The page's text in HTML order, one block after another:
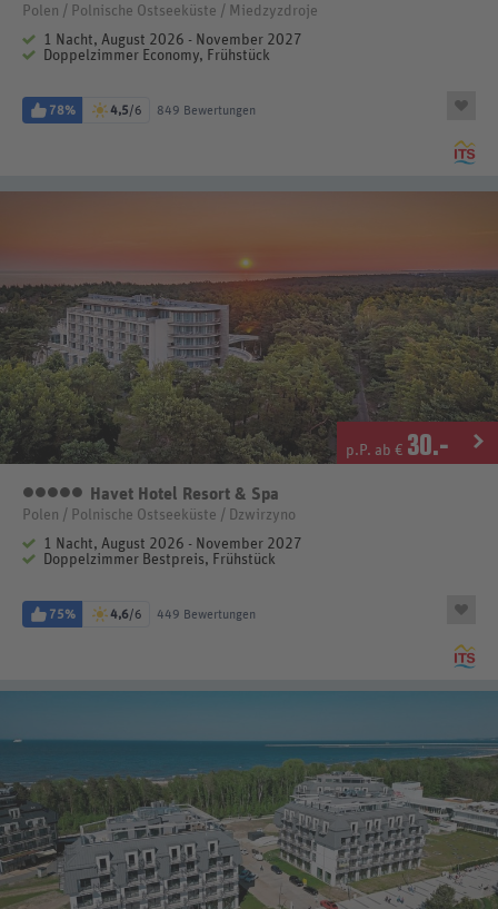
Polen / Polnische Ostseeküste / Miedzyzdroje
1 Nacht, August 2026 - November 2027
Doppelzimmer Economy, Frühstück
78% 4,5/6 849 Bewertungen
p.P. ab € 30.-
5 Sterne
Havet Hotel Resort & Spa
Polen / Polnische Ostseeküste / Dzwirzyno
1 Nacht, August 2026 - November 2027
Doppelzimmer Bestpreis, Frühstück
75% 4,6/6 449 Bewertungen